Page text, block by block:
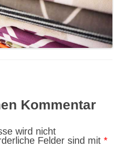
Kommentar
wird nicht
Felder sind mit *